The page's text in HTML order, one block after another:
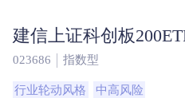
建信上证科创板
023686 指数型
行业轮动风格 中高风险